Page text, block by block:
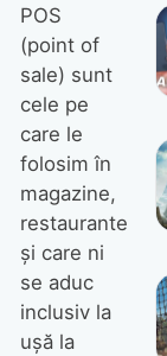
POS
(point of
sale) sunt
cele pe
care le
folosim în
magazine,
restaurante
şi care ni
se aduc
inclusiv la
uşă la